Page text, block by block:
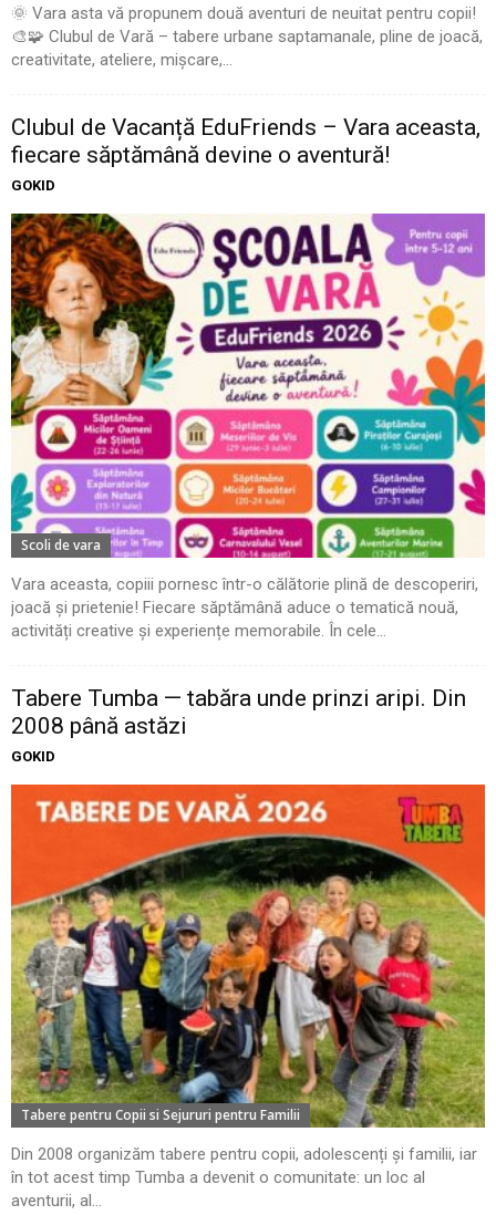
🌞 Vara asta vă propunem două aventuri de neuitat pentru copii!
🎨🧩 Clubul de Vară – tabere urbane saptamanale, pline de joacă,
creativitate, ateliere, mișcare,...
Clubul de Vacanță EduFriends – Vara aceasta,
fiecare săptămână devine o aventură!
GOKID
Scoli de vara
Vara aceasta, copiii pornesc într-o călătorie plină de descoperiri,
joacă și prietenie! Fiecare săptămână aduce o tematică nouă,
activități creative și experiențe memorabile. În cele...
Tabere Tumba — tabăra unde prinzi aripi. Din
2008 până astăzi
GOKID
Tabere pentru Copii si Sejururi pentru Familii
Din 2008 organizăm tabere pentru copii, adolescenți și familii, iar
în tot acest timp Tumba a devenit o comunitate: un loc al
aventurii, al...